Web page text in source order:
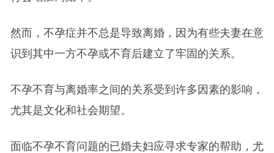
然而，不孕症并不总是导致离婚，因为有些夫妻在意
识到其中一方不孕或不育后建立了牢固的关系。
不孕不育与离婚率之间的关系受到许多因素的影响，
尤其是文化和社会期望。
面临不孕不育问题的已婚夫妇应寻求专家的帮助，尤